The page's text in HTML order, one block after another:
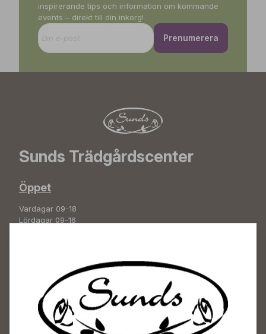
inspirerande tips och information om kommande
events – direkt till din inkorg!
Prenumerera
Sunds Trädgårdscenter
Öppet
Vardagar 09-18
Lördagar 09-16
+358 50 388 9592
info(a)sunds.fi
Adress
Sunds Trädgård Ab